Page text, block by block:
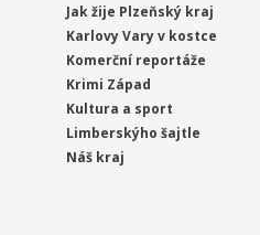
Jak žije Plzeňský kraj
Karlovy Vary v kostce
Komerční reportáže
Krimi Západ
Kultura a sport
Limberskýho šajtle
Náš kraj